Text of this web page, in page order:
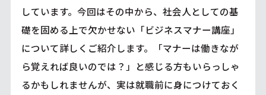
しています。今回はその中から、社会人としての基
礎を固める上で欠かせない「ビジネスマナー講座」
について詳しくご紹介します。「マナーは働きなが
ら覚えれば良いのでは？」と感じる方もいらっしゃ
るかもしれませんが、実は就職前に身につけておく